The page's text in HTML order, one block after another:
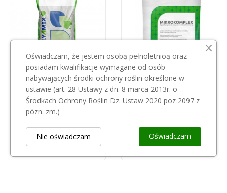
Przepraszamy, ten produkt
jest niedostępny.
320,00 zł
INTERMAG
Mikrokomplex 5kg
Oświadczam, że jestem osobą pełnoletnioą oraz
posiadam kwalifikacje wymagane od osób
nabywających środki ochrony roślin określone w
ustawie (art. 28 Ustawy z dn. 8 marca 2013r. o
Środkach Ochrony Roślin Dz. Ustaw 2020 poz 2097 z
pózn. zm.)
Oświadczam
Nie oświadczam